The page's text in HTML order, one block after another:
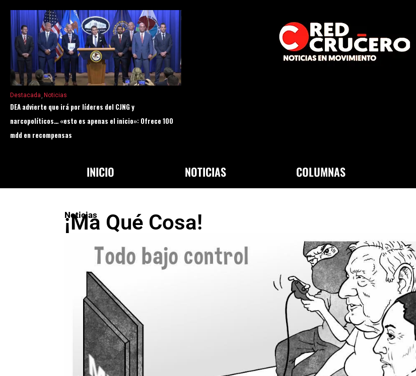
Destacada Noticias
DEA advierte que irá por líderes del CJNG y
narcopolíticos… «esto es apenas el inicio»: Ofrece 100
mdd en recompensas
INICIO NOTICIAS COLUMNAS
Noticias
¡Ma Qué Cosa!